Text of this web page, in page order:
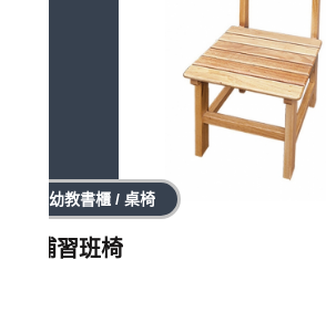
幼教書櫃 / 桌椅
補習班椅